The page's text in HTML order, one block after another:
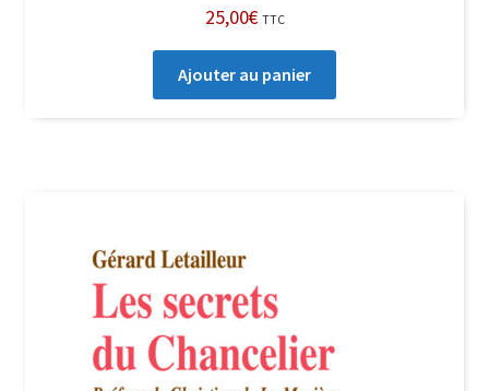
25,00€ TTC
Ajouter au panier